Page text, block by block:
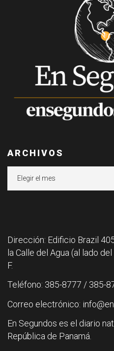
ARCHIVOS
Dirección: Edificio Brazil
la Calle del Agua (al lado
F.
Teléfono: 385-8777 / 385-
Correo electrónico:
En Segundos es el diario
República de Panamá.